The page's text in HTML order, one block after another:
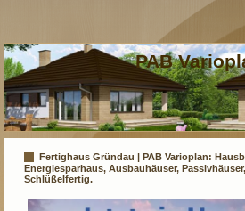
PAB
Fertighaus Gründau | PAB Varioplan:
Energiesparhaus, Ausbauhäuser,
Schlüßelfertig.